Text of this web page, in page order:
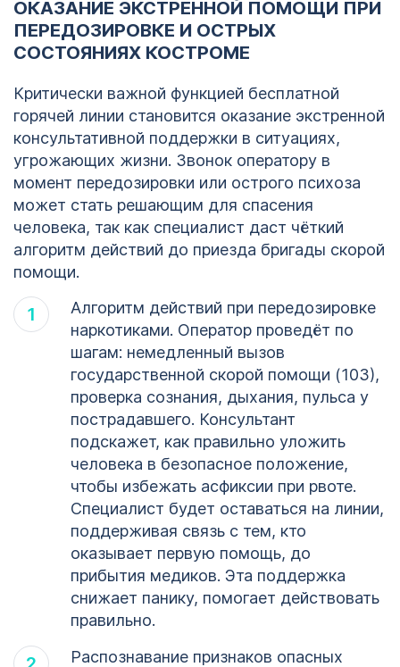
ОКАЗАНИЕ ЭКСТРЕННОЙ ПОМОЩИ ПРИ
ПЕРЕДОЗИРОВКЕ И ОСТРЫХ
СОСТОЯНИЯХ КОСТРОМЕ
Критически важной функцией бесплатной
горячей линии становится оказание экстренной
консультативной поддержки в ситуациях,
угрожающих жизни. Звонок оператору в
момент передозировки или острого психоза
может стать решающим для спасения
человека, так как специалист даст чёткий
алгоритм действий до приезда бригады скорой
помощи.
Алгоритм действий при передозировке
наркотиками. Оператор проведёт по
шагам: немедленный вызов
государственной скорой помощи (103),
проверка сознания, дыхания, пульса у
пострадавшего. Консультант
подскажет, как правильно уложить
человека в безопасное положение,
чтобы избежать асфиксии при рвоте.
Специалист будет оставаться на линии,
поддерживая связь с тем, кто
оказывает первую помощь, до
прибытия медиков. Эта поддержка
снижает панику, помогает действовать
правильно.
Распознавание признаков опасных
политикой
конфиденциальности
Кодирование
алкоголизма
ОСТАВИТЬ ЗАЯВКУ
политикой